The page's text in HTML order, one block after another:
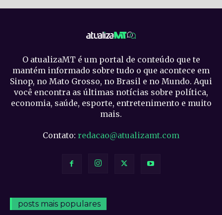
O atualizaMT é um portal de conteúdo que te
mantém informado sobre tudo o que acontece em
Sinop, no Mato Grosso, no Brasil e no Mundo. Aqui
você encontra as últimas notícias sobre política,
economia, saúde, esporte, entretenimento e muito
mais.
Contato: redacao@atualizamt.com
posts mais populares